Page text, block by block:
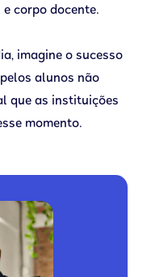
corpo docente.
imagine o sucesso
alunos não
que as instituições
momento.